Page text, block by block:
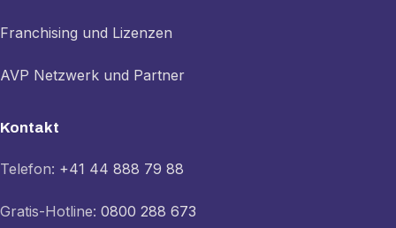
Franchising und Lizenzen
AVP Netzwerk und Partner
Kontakt
Telefon: +41 44 888 79 88
Gratis-Hotline: 0800 288 673